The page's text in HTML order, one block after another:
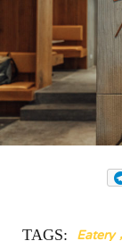
TAGS: Eatery ,